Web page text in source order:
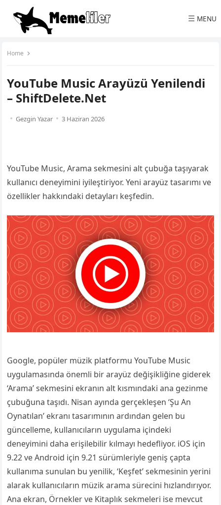
☰ MENU
Home
YouTube Music Arayüzü Yenilendi
– ShiftDelete.Net
Gezgin Yazar 3 Haziran 2026
YouTube Music, Arama sekmesini alt çubuğa taşıyarak
kullanıcı deneyimini iyileştiriyor. Yeni arayüz tasarımı ve
özellikler hakkındaki detayları keşfedin.
Google, popüler müzik platformu YouTube Music
uygulamasında önemli bir arayüz değişikliğine giderek
‘Arama’ sekmesini ekranın alt kısmındaki ana gezinme
çubuğuna taşıdı. Nisan ayında gerçekleşen ‘Şu An
Oynatılan’ ekranı tasarımının ardından gelen bu
güncelleme, kullanıcıların uygulama içindeki
deneyimini daha erişilebilir kılmayı hedefliyor. iOS için
9.22 ve Android için 9.21 sürümleriyle geniş çapta
kullanıma sunulan bu yenilik, ‘Keşfet’ sekmesinin yerini
alarak kullanıcıların müzik arama sürecini hızlandırıyor.
Ana ekran, Örnekler ve Kitaplık sekmeleri ise mevcut